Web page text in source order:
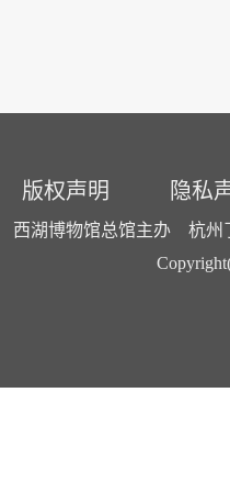
版权声明 隐私
西湖博物馆总馆主办 杭州